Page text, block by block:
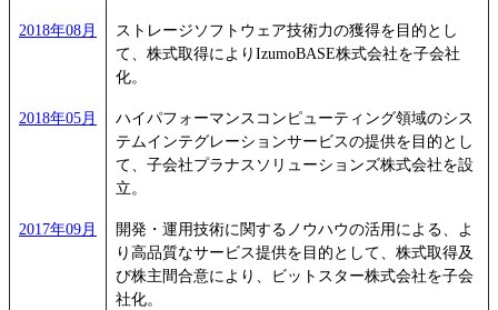
2018年08月
ストレージソフトウェア技術力の獲得を目的とし
て、株式取得によりIzumoBASE株式会社を子会社
化。
2018年05月
ハイパフォーマンスコンピューティング領域のシス
テムインテグレーションサービスの提供を目的とし
て、子会社プラナスソリューションズ株式会社を設
立。
2017年09月
開発・運用技術に関するノウハウの活用による、よ
り高品質なサービス提供を目的として、株式取得及
び株主間合意により、ビットスター株式会社を子会
社化。